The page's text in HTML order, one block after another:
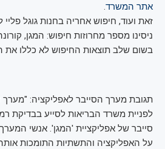
אתר המשרד.
זאת ועוד, חיפוש אחריה בחנות גוגל
ניסינו מספר מחרוזות חיפוש: המגן,
בשום שלב תוצאות החיפוש לא כללו את
תגובת מערך הסייבר לאפליקציה: "מערך
לפניית משרד הבריאות לסייע בבדיקת
סייבר של אפליקציית 'המגן'. אנשי המערך
על האפליקציה והתשתיות התומכות